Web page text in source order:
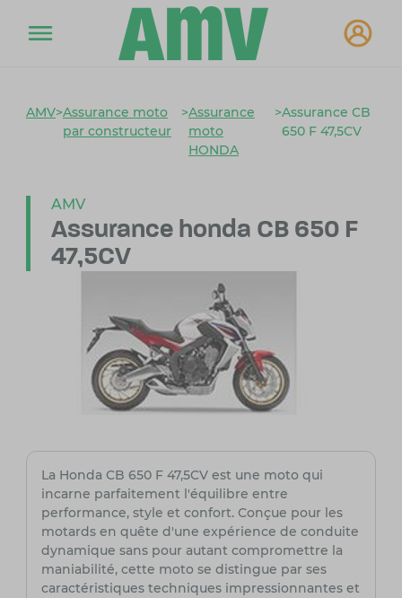
AMV>Assurance moto
par constructeur
>Assurance
moto
HONDA
>Assurance CB
650 F 47,5CV
AMV
Assurance honda CB 650 F
47,5CV
La Honda CB 650 F 47,5CV est une moto qui
incarne parfaitement l'équilibre entre
performance, style et confort. Conçue pour les
motards en quête d'une expérience de conduite
dynamique sans pour autant compromettre la
maniabilité, cette moto se distingue par ses
caractéristiques techniques impressionnantes et